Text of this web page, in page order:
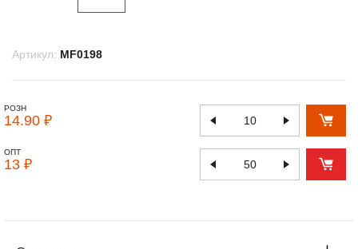
Артикул: MF0198
РОЗН
14.90 ₽
ОПТ
13 ₽